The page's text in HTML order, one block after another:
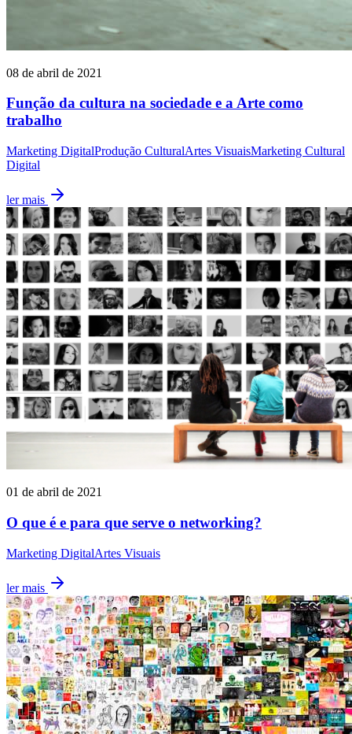
08 de abril de 2021
Função da cultura na sociedade e a Arte como
trabalho
Marketing DigitalProdução CulturalArtes VisuaisMarketing Cultural
Digital
ler mais
01 de abril de 2021
O que é e para que serve o networking?
Marketing DigitalArtes Visuais
ler mais